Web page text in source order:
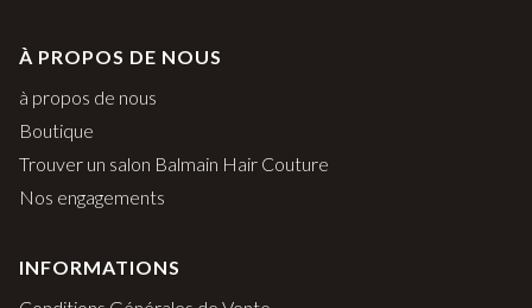
À PROPOS DE NOUS
à propos de nous
Boutique
Trouver un salon Balmain Hair Couture
Nos engagements
INFORMATIONS